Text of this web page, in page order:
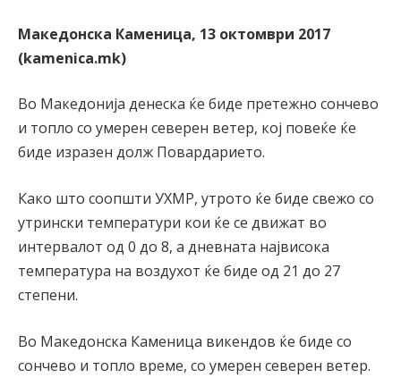
Македонска Каменица, 13 октомври 2017
(kamenica.mk)
Во Македонија денеска ќе биде претежно сончево
и топло со умерен северен ветер, кој повеќе ќе
биде изразен долж Повардарието.
Како што соопшти УХМР, утрото ќе биде свежо со
утрински температури кои ќе се движат во
интервалот од 0 до 8, а дневната највисока
температура на воздухот ќе биде од 21 до 27
степени.
Во Македонска Каменица викендов ќе биде со
сончево и топло време, со умерен северен ветер.